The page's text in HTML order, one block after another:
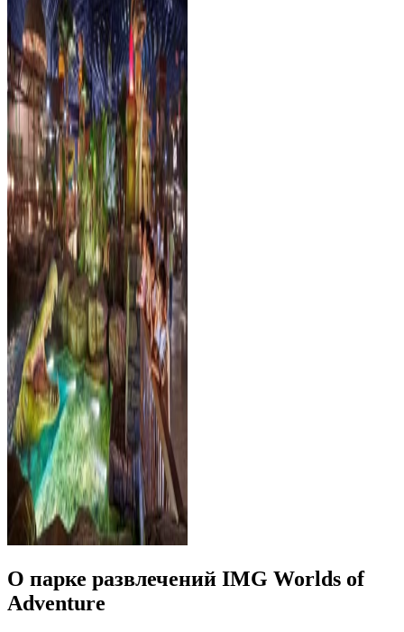
О парке развлечений IMG Worlds of
Adventure